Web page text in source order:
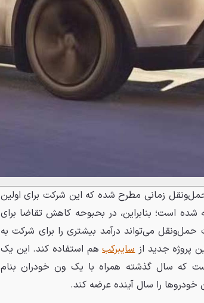
زمانی مطرح شده که این شرکت برای اولین
است؛ بنابراین، در بحبوحه کاهش تقاضا برای
حمل‌ونقل می‌تواند درآمد بیشتری را برای شرکت به
پروژه جدید ازسایبرکبهم استفاده کند. این یک
که سال گذشته همراه با یک ون خودران بنام
را سال آینده عرضه کند.